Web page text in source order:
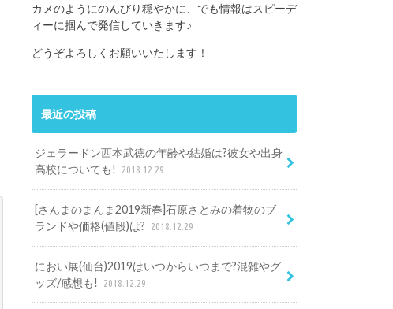
カメのようにのんびり穏やかに、でも情報はスピーデ
ィーに掴んで発信していきます♪
どうぞよろしくお願いいたします！
最近の投稿
ジェラードン西本武徳の年齢や結婚は?彼女や出身
高校についても!
2018.12.29
[さんまのまんま2019新春]石原さとみの着物のブ
ランドや価格(値段)は?
2018.12.29
におい展(仙台)2019はいつからいつまで?混雑やグ
ッズ/感想も!
2018.12.29